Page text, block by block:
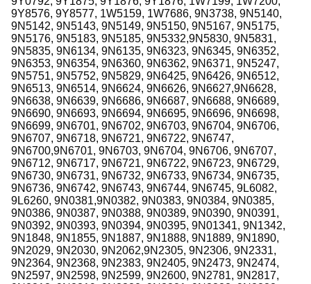
9Y8576, 9Y8577, 1W5159, 1W7686, 9N3738, 9N5140,
9N5142, 9N5143, 9N5149, 9N5150, 9N5167, 9N5175,
9N5176, 9N5183, 9N5185, 9N5332,9N5830, 9N5831,
9N5835, 9N6134, 9N6135, 9N6323, 9N6345, 9N6352,
9N6353, 9N6354, 9N6360, 9N6362, 9N6371, 9N5247,
9N5751, 9N5752, 9N5829, 9N6425, 9N6426, 9N6512,
9N6513, 9N6514, 9N6624, 9N6626, 9N6627,9N6628,
9N6638, 9N6639, 9N6686, 9N6687, 9N6688, 9N6689,
9N6690, 9N6693, 9N6694, 9N6695, 9N6696, 9N6698,
9N6699, 9N6701, 9N6702, 9N6703, 9N6704, 9N6706,
9N6707, 9N6718, 9N6721, 9N6722, 9N6747,
9N6700,9N6701, 9N6703, 9N6704, 9N6706, 9N6707,
9N6712, 9N6717, 9N6721, 9N6722, 9N6723, 9N6729,
9N6730, 9N6731, 9N6732, 9N6733, 9N6734, 9N6735,
9N6736, 9N6742, 9N6743, 9N6744, 9N6745, 9L6082,
9L6260, 9N0381,9N0382, 9N0383, 9N0384, 9N0385,
9N0386, 9N0387, 9N0388, 9N0389, 9N0390, 9N0391,
9N0392, 9N0393, 9N0394, 9N0395, 9N01341, 9N1342,
9N1848, 9N1855, 9N1887, 9N1888, 9N1889, 9N1890,
9N2029, 9N2030, 9N2062,9N2305, 9N2306, 9N2331,
9N2364, 9N2368, 9N2383, 9N2405, 9N2473, 9N2474,
9N2597, 9N2598, 9N2599, 9N2600, 9N2781, 9N2817,